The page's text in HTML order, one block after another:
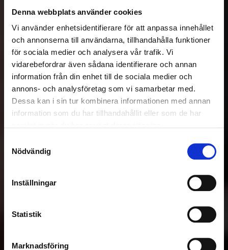
Denna webbplats använder cookies
Vi använder enhetsidentifierare för att anpassa innehållet
och annonserna till användarna, tillhandahålla funktioner
för sociala medier och analysera vår trafik. Vi
vidarebefordrar även sådana identifierare och annan
information från din enhet till de sociala medier och
annons- och analysföretag som vi samarbetar med.
Dessa kan i sin tur kombinera informationen med annan
information som du har tillhandahållit eller som de har
Nödvändig
Inställningar
Statistik
Marknadsföring